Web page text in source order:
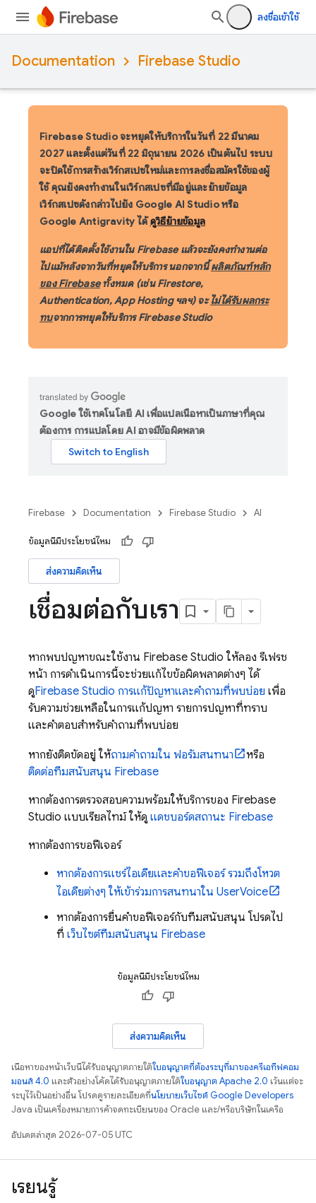
ลงชื่อเข้าใช้
Documentation Firebase Studio
Firebase Studio จะหยุดให้บริการในวันที่ 22 มีนาคม
2027และตั้งแต่วันที่ 22 มิถุนายน 2026 เป็นต้นไป ระบบ
จะปิดใช้การสร้างเวิร์กสเปซใหม่และการลงชื่อสมัครใช้ของผู้
ใช้ คุณยังคงทำงานในเวิร์กสเปซที่มีอยู่และย้ายข้อมูล
เวิร์กสเปซดังกล่าวไปยัง Google AI Studio หรือ
Google Antigravity ได้ดูวิธีย้ายข้อมูล
แอปที่ได้ติดตั้งใช้งานใน Firebase แล้วจะยังคงทำงานต่อ
ไปแม้หลังจากวันที่หยุดให้บริการ นอกจากนี้ผลิตภัณฑ์หลัก
ของ Firebaseทั้งหมด (เช่น Firestore,
Authentication, App Hosting ฯลฯ) จะไม่ได้รับผลกระ
ทบจากการหยุดให้บริการ Firebase Studio
Google ใช้เทคโนโลยี AI เพื่อแปลเนื้อหาเป็นภาษาที่คุณ
ต้องการ การแปลโดย AI อาจมีข้อผิดพลาด
Firebase Documentation Firebase Studio AI
ข้อมูลนี้มีประโยชน์ไหม
ส่งความคิดเห็น
เชื่อมต่อกับเรา
หากพบปัญหาขณะใช้งาน Firebase Studio ให้ลอง รีเฟรช
หน้า การดำเนินการนี้จะช่วยแก้ไขข้อผิดพลาดต่างๆ ได้
ดูFirebase Studio การแก้ปัญหาและคำถามที่พบบ่อย เพื่อ
รับความช่วยเหลือในการแก้ปัญหา รายการปัญหาที่ทราบ
และคำตอบสำหรับคำถามที่พบบ่อย
หากยังติดขัดอยู่ ให้ถามคำถามใน ฟอรัมสนทนา
หรือ
ติดต่อทีมสนับสนุน Firebase
หากต้องการตรวจสอบความพร้อมให้บริการของ Firebase
Studio แบบเรียลไทม์ ให้ดู แดชบอร์ดสถานะ Firebase
หากต้องการขอฟีเจอร์
หากต้องการแชร์ไอเดียและคำขอฟีเจอร์ รวมถึงโหวต
ไอเดียต่างๆ ให้เข้าร่วมการสนทนาใน UserVoice
หากต้องการยื่นคำขอฟีเจอร์กับทีมสนับสนุน โปรดไป
ที่ เว็บไซต์ทีมสนับสนุน Firebase
ข้อมูลนี้มีประโยชน์ไหม
ส่งความคิดเห็น
เนื้อหาของหน้าเว็บนี้ได้รับอนุญาตภายใต้ใบอนุญาตที่ต้องระบุที่มาของครีเอทีฟคอม
มอนส์ 4.0 และตัวอย่างโค้ดได้รับอนุญาตภายใต้ใบอนุญาต Apache 2.0 เว้นแต่จะ
ระบุไว้เป็นอย่างอื่น โปรดดูรายละเอียดที่นโยบายเว็บไซต์ Google Developers
Java เป็นเครื่องหมายการค้าจดทะเบียนของ Oracle และ/หรือบริษัทในเครือ
อัปเดตล่าสุด 2026-07-05 UTC
เรียนรู้